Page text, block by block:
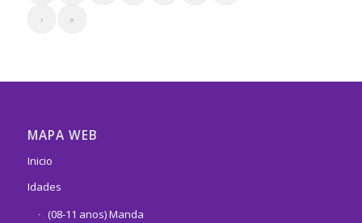
› »
MAPA WEB
Inicio
Idades
(08-11 anos) Manda